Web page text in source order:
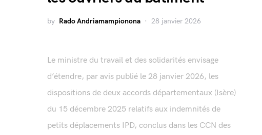
by Rado Andriamampionona 28 janvier 2026
Le ministre du travail et des solidarités envisage
d’étendre, par avis publié le 28 janvier 2026, les
dispositions de deux accords départementaux (Isère)
du 15 décembre 2025 relatifs aux indemnités de
petits déplacements IPD, conclus dans les CCN des